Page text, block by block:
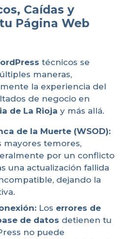
Caídas y
Página Web
técnicos se
maneras,
la experiencia del
de negocio en
de La Rioja y más allá.
de la Muerte (WSOD):
mayores temores,
por un conflicto
una actualización fallida
dejando la
Los errores de
de datos detienen tu
no puede